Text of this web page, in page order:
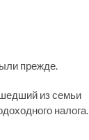
прежде.
из семьи
налога.